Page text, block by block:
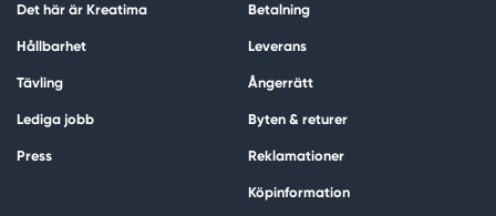
Det här är Kreatima
Hållbarhet
Tävling
Lediga jobb
Press
Betalning
Leverans
Ångerrätt
Byten & returer
Reklamationer
Köpinformation